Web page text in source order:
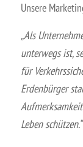
Unsere
„Als
unterwegs ist,
für
Erdenbürger
Leben schützen.“